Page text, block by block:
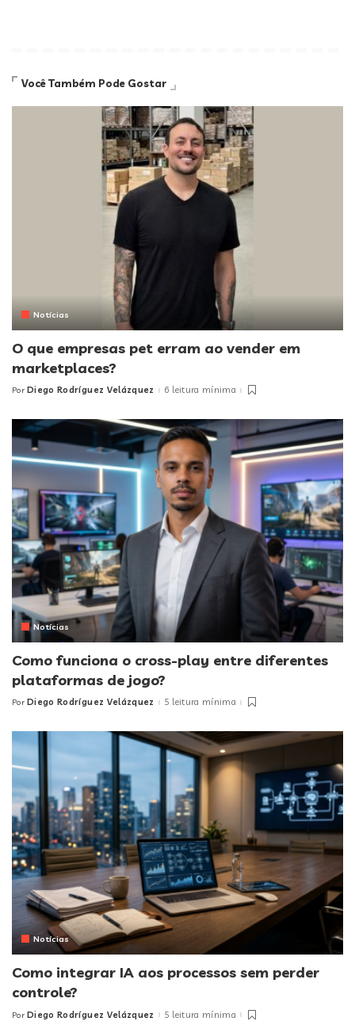
Você Também Pode Gostar
Notícias
O que empresas pet erram ao vender em
marketplaces?
Posted
Por Diego Rodríguez Velázquez 6 leitura mínima
Notícias
Como funciona o cross-play entre diferentes
plataformas de jogo?
Posted
Por Diego Rodríguez Velázquez 5 leitura mínima
Notícias
Como integrar IA aos processos sem perder
controle?
Posted
Por Diego Rodríguez Velázquez 5 leitura mínima